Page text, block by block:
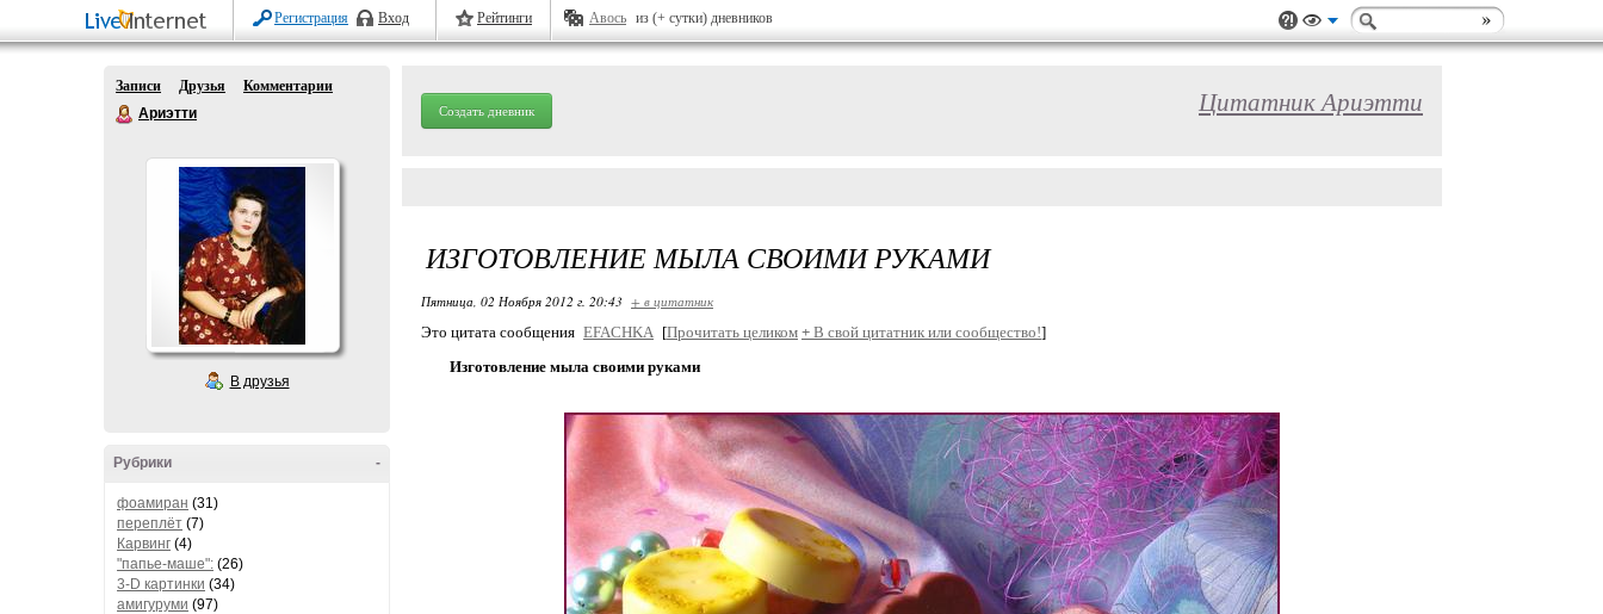
Регистрация Вход Рейтинги Авось из (+ сутки) дневников
Записи Друзья
Комментарии
Ариэтти
В друзья
-
Рубрики
фоамиран (31)
переплёт (7)
Карвинг (4)
"папье-маше": (26)
3-D картинки (34)
амигуруми (97)
Создать дневник Цитатник Ариэтти
ИЗГОТОВЛЕНИЕ МЫЛА СВОИМИ РУКАМИ
Пятница, 02 Ноября 2012 г. 20:43 + в цитатник
Это цитата сообщения EFACHKA [Прочитать целиком + В свой цитатник или сообщество!]
Изготовление мыла своими руками